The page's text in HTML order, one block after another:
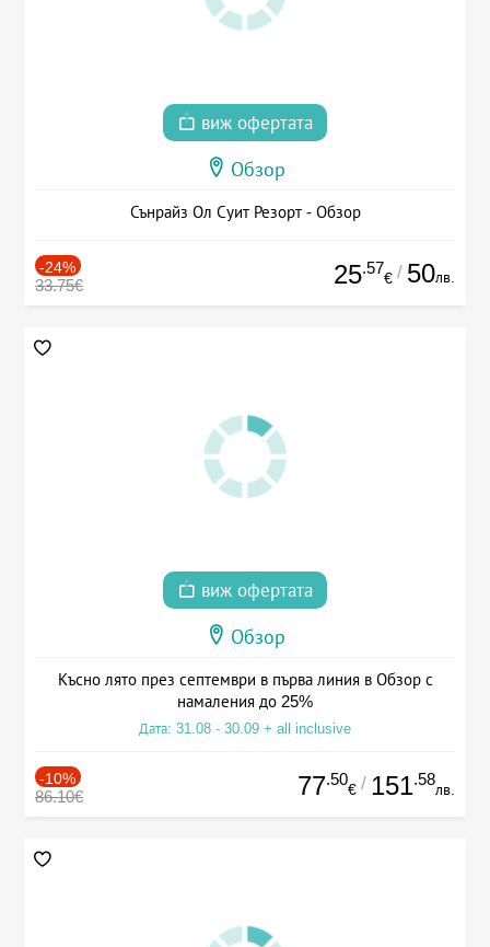
виж офертата
Обзор
Сънрайз Ол Суит Резорт - Обзор
-24%
33.75€ 25.57
€ / 50лв.
виж офертата
Обзор
Късно лято през септември в първа линия в Обзор с
намаления до 25%
Дата: 31.08 - 30.09 + all inclusive
-10%
86.10€ 77.50
€ / 151.58
лв.